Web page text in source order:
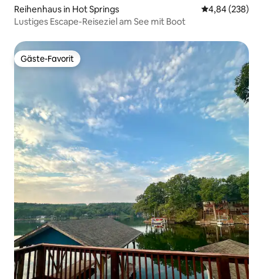
Reihenhaus in Hot Springs
4,84 (238)
Lustiges Escape-Reiseziel am See mit Boot
Gäste-Favorit
Gäste-Favorit